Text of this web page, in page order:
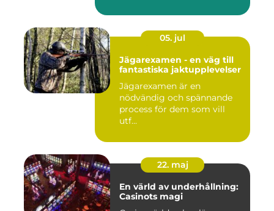
05. jul
Jägarexamen - en väg till
fantastiska jaktupplevelser
Jägarexamen är en
nödvändig och spännande
process för dem som vill
utf...
22. maj
En värld av underhållning:
Casinots magi